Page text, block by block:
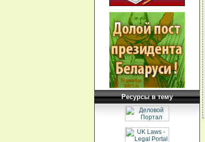
Ресурсы в тему